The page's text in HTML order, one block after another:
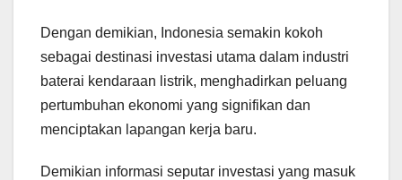
Dengan demikian, Indonesia semakin kokoh
sebagai destinasi investasi utama dalam industri
baterai kendaraan listrik, menghadirkan peluang
pertumbuhan ekonomi yang signifikan dan
menciptakan lapangan kerja baru.
Demikian informasi seputar investasi yang masuk